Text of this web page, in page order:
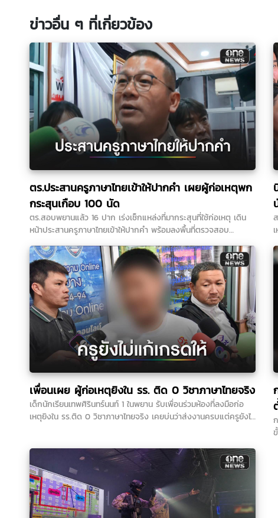
ข่าวอื่น ๆ ที่เกี่ยวข้อง
ตร.ประสานครูภาษาไทยเข้าให้ปากคำ เผยผู้ก่อเหตุพก
กระสุนเกือบ 100 นัด
ตร.สอบพยานแล้ว 16 ปาก เร่งเช็กแหล่งที่มากระสุนที่ใช้ก่อเหตุ เดิน
หน้าประสานครูภาษาไทยเข้าให้ปากคำ พร้อมลงพื้นที่ตรวจสอบ
ข้อมูลเพิ่มว่าเด็กชอบเล่นบีบีกัน...
เพื่อนเผย ผู้ก่อเหตุยิงใน รร. ติด 0 วิชาภาษาไทยจริง
เด็กนักเรียนเทพศิรินทร์นนท์ 1 ในพยาน รับเพื่อนร่วมห้องที่ลงมือก่อ
เหตุยิงใน รร.ติด 0 วิชาภาษาไทยจริง เคยบ่นว่าส่งงานครบแต่ครูยังไม่